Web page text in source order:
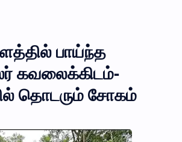
பாய்ந்த
கவலைக்கிடம்-
தொடரும் சோகம்